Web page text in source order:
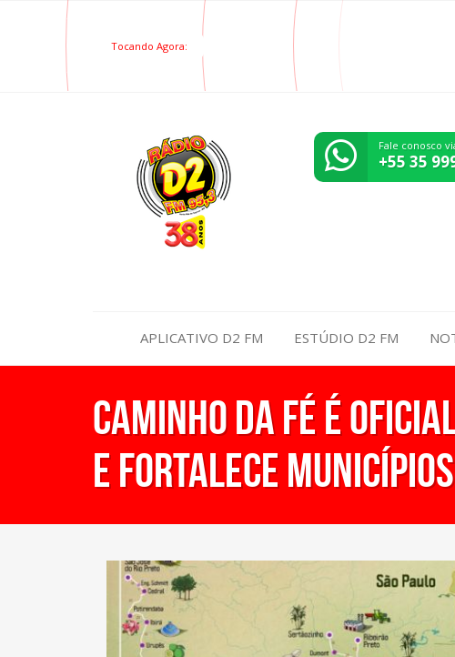
Tocando Agora:
Fale conosco
+55 35
APLICATIVO D2 FM ESTÚDIO D2 FM
Caminho da Fé é
e fortalece